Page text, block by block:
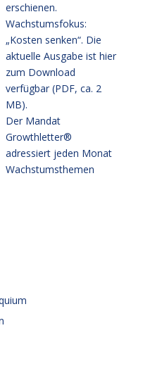
erschienen.
Wachstumsfokus:
„Kosten senken“. Die
aktuelle Ausgabe ist hier
zum Download
verfügbar (PDF, ca. 2
MB).
Der Mandat
Growthletter®
adressiert jeden Monat
Wachstumsthemen